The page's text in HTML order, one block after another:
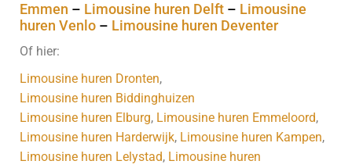
Emmen – Limousine huren Delft – Limousine
huren Venlo – Limousine huren Deventer
Of hier:
Limousine huren Dronten,
Limousine huren Biddinghuizen
Limousine huren Elburg, Limousine huren Emmeloord,
Limousine huren Harderwijk, Limousine huren Kampen,
Limousine huren Lelystad, Limousine huren